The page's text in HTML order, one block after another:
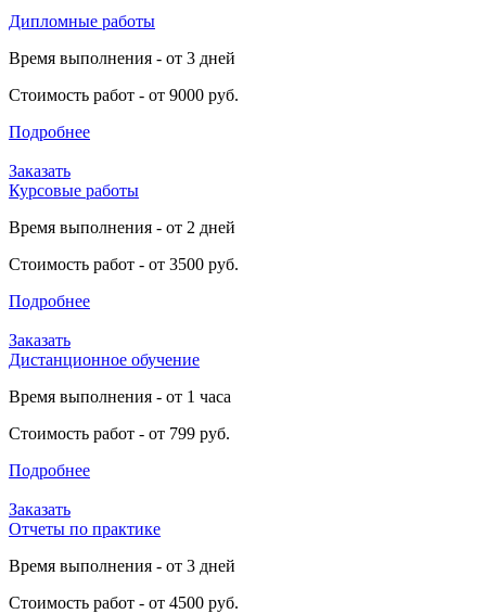
Дипломные работы
Время выполнения - от 3 дней
Стоимость работ - от 9000 руб.
Подробнее
Заказать
Курсовые работы
Время выполнения - от 2 дней
Стоимость работ - от 3500 руб.
Подробнее
Заказать
Дистанционное обучение
Время выполнения - от 1 часа
Стоимость работ - от 799 руб.
Подробнее
Заказать
Отчеты по практике
Время выполнения - от 3 дней
Стоимость работ - от 4500 руб.